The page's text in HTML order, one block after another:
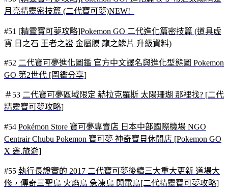
月亮精靈密技篇 (二代寶可夢)NEW!
#51 [精靈寶可夢攻略]Pokemon GO 二代進化篇密技篇 (道具虛
寶 日之石 王者之證 金屬膜 龍之鱗片 升級資料)
#52 二代寶可夢進化圖鑑 官方中文譯名與進化型態圖 Pokemon
GO 第2世代 [圖鑑分享]
＃53 二代寶可夢區域限定 赫拉克羅斯 太陽珊瑚 那裡找? [二代
精靈寶可夢攻略]
#54 Pokémon Store 寶可夢專賣店 日本中部國際機場 NGO
Centrair Chubu Pokemon 寶可夢 神奇寶貝休閒店 [Pokemon GO
X 鑫.旅遊]
#55 執行長證實的 2017 二代寶可夢後續三大重大更新 道場大
修，傳奇三聖鳥 火焰鳥 急凍鳥 閃電鳥[二代精靈寶可夢攻略]